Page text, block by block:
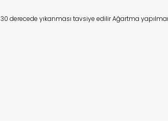
30 derecede yıkanması tavsiye edilir Ağartma